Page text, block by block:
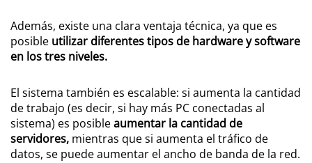
Además, existe una clara ventaja técnica, ya que es
posible utilizar diferentes tipos de hardware y software
en los tres niveles.
El sistema también es escalable: si aumenta la cantidad
de trabajo (es decir, si hay más PC conectadas al
sistema) es posibleaumentar la cantidad de
servidores, mientras que si aumenta el tráfico de
datos, se puede aumentar el ancho de banda de la red.